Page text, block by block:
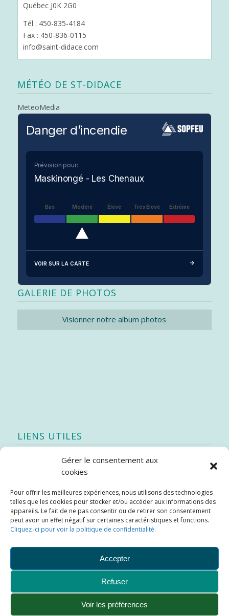
Gérer le consentement aux
cookies
Pour offrir les meilleures expériences, nous utilisons des technologies
telles que les cookies pour stocker et/ou accéder aux informations des
appareils. Le fait de ne pas consentir ou de retirer son consentement
peut avoir un effet négatif sur certaines caractéristiques et fonctions.
Cliquez ici pour voir la politique de confidentialité.
Accepter
Refuser
Voir les préférences
Québec J0K 2G0
Tél : 450-835-4184
Fax : 450-836-0115
info@saint-didace.com
MÉTÉO DE ST-DIDACE
MeteoMedia
Danger d’incendie
Prévision pour:
Maskinongé - Les Chenaux
Bas Modéré Élevé Très Élevé Extrême
VOIR SUR LA CARTE
GALERIE DE PHOTOS
Visionner notre album photos
LIENS UTILES
Quoi de neuf
Stratégie québécoise d’économie d’eau potable
Bibliothèque
Météo locale